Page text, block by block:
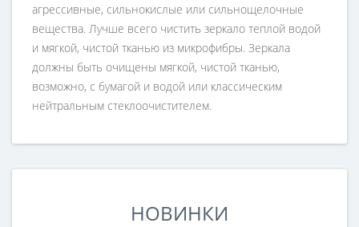
агрессивные, сильнокислые или сильнощелочные
вещества. Лучше всего чистить зеркало теплой водой
и мягкой, чистой тканью из микрофибры. Зеркала
должны быть очищены мягкой, чистой тканью,
возможно, с бумагой и водой или классическим
нейтральным стеклоочистителем.
НОВИНКИ